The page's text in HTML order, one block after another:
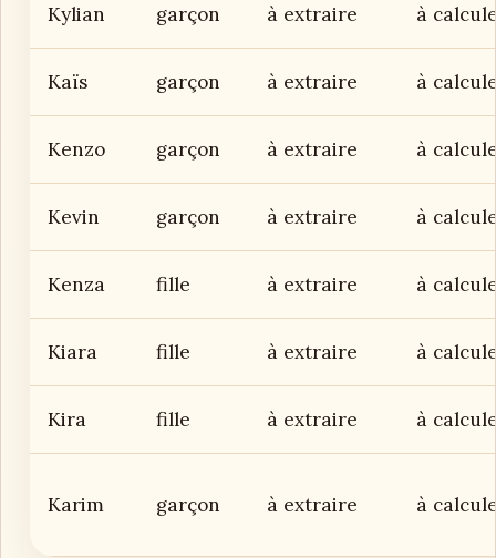
Kylian garçon à extraire à
Kaïs garçon à extraire à
Kenzo garçon à extraire à
Kevin garçon à extraire à
Kenza fille à extraire à
Kiara fille à extraire à
Kira fille à extraire à
Karim garçon à extraire à